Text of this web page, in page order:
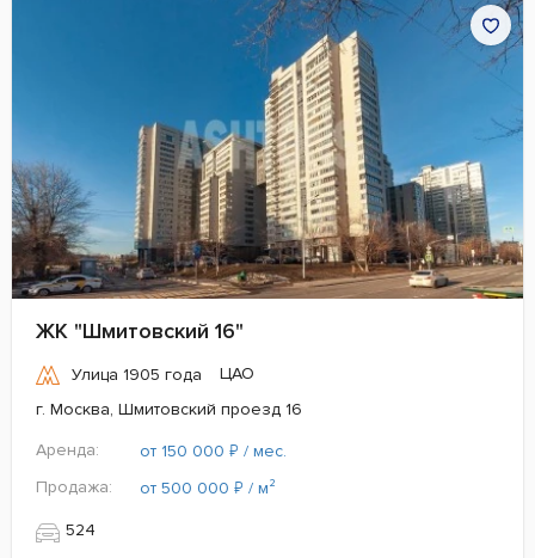
ЖК "Шмитовский 16"
Улица 1905 года
ЦАО
г. Москва, Шмитовский проезд 16
Аренда:
от 150 000 ₽ / мес.
Продажа:
от 500 000 ₽ / м²
524